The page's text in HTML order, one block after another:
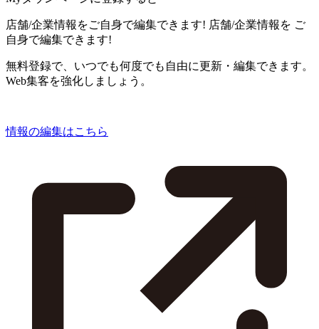
店舗/企業情報をご自身で編集できます! 店舗/企業情報を ご
自身で編集できます!
無料登録で、いつでも何度でも自由に更新・編集できます。
Web集客を強化しましょう。
情報の編集はこちら